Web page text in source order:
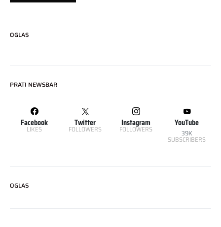
OGLAS
PRATI NEWSBAR
Facebook
LIKES
Twitter
FOLLOWERS
Instagram
FOLLOWERS
YouTube
39K
SUBSCRIBERS
OGLAS